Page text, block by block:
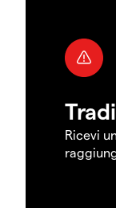
Ricevi